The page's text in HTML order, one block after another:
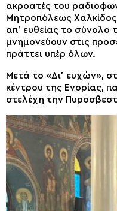
ακροατές του
Μητροπόλεως
απ’ ευθείας το
μνημονεύουν στις
πράττει υπέρ όλων.
Μετά το «Δι’ ευχών»,
κέντρου της Ενορίας,
στελέχη την